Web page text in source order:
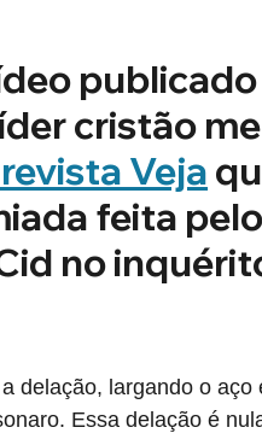
cristão
Veja
feita pelo
no
delação, largando o aço
Essa delação é